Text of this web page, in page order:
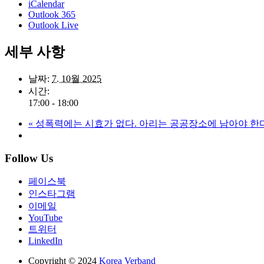
iCalendar
Outlook 365
Outlook Live
세부 사항
날짜: 7. 10월 2025
시간:
17:00 - 18:00
« 성폭력에는 시효가 없다. 아리는 공공장소에 남아야 한
Follow Us
페이스북
인스타그램
이메일
YouTube
트위터
LinkedIn
Copyright © 2024 Korea Verband